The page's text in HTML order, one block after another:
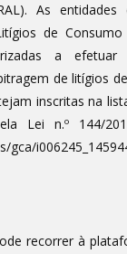
As entidades
de
a efetuar
de litígios
inscritas na
Lei n.º 144/
gca/
recorrer à